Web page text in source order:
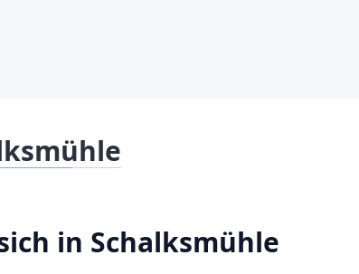
in Schalksmühle